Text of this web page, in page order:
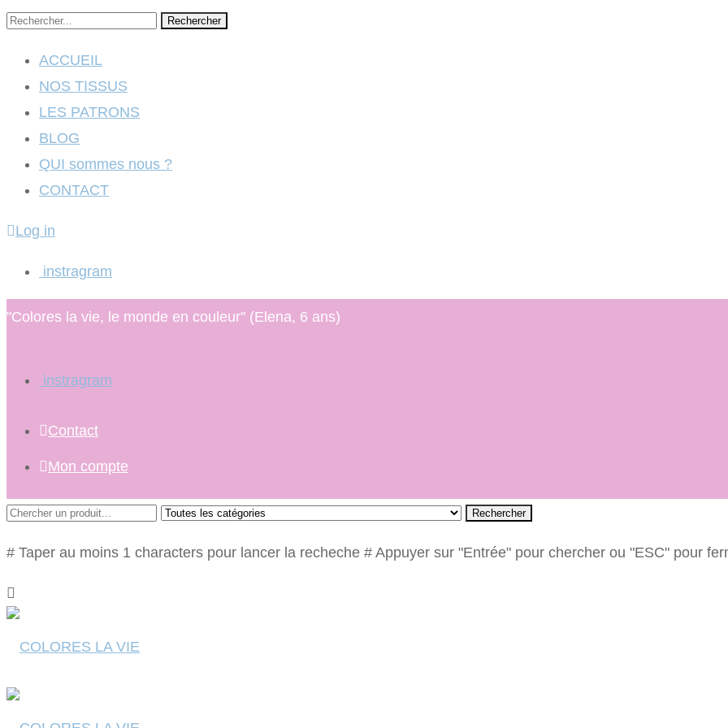
Rechercher
ACCUEIL
NOS TISSUS
LES PATRONS
BLOG
QUI sommes nous ?
CONTACT
Log in
instragram
"Colores la vie, le monde en couleur" (Elena, 6 ans)
instragram
Contact
Mon compte
Rechercher
# Taper au moins 1 characters pour lancer la recheche # Appuyer sur "Entrée" pour chercher ou "ESC" pour